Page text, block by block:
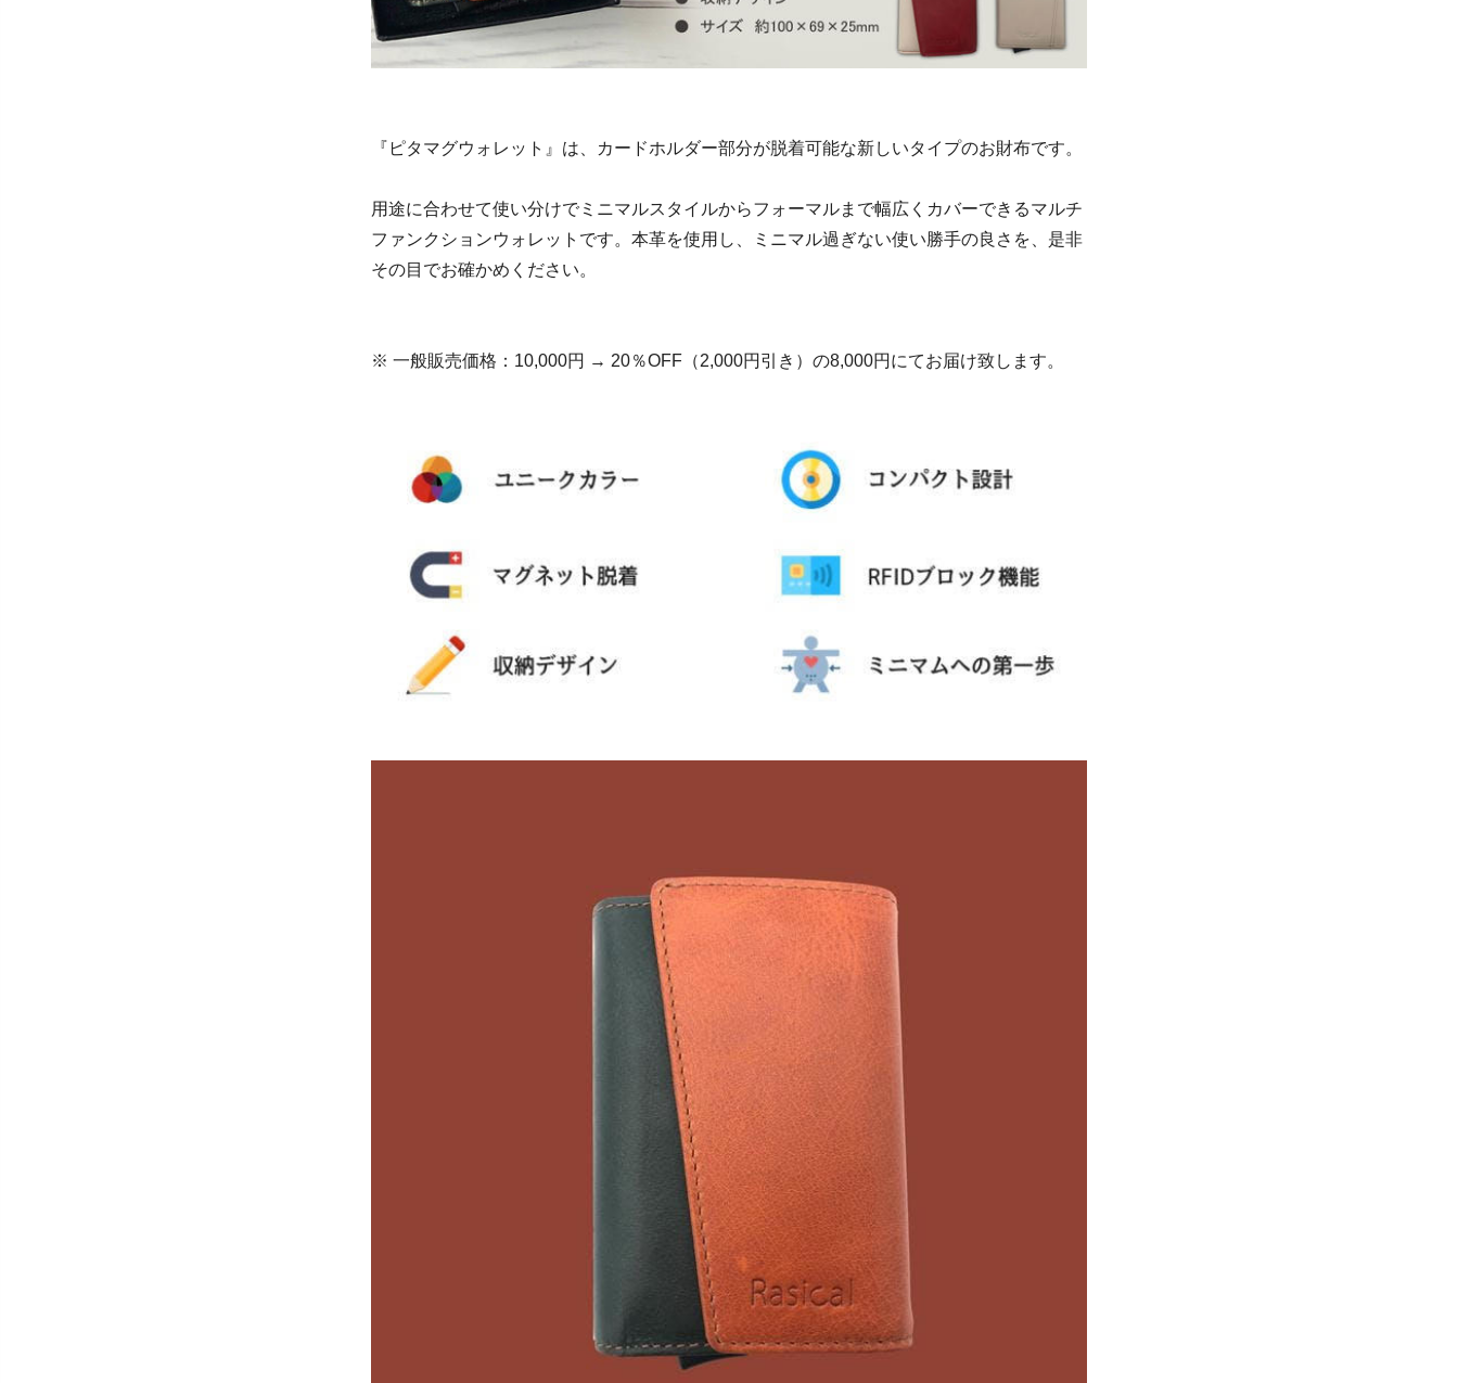
『ピタマグウォレット』は、カードホルダー部分が脱着可能な新しいタイプのお財布です。
用途に合わせて使い分けでミニマルスタイルからフォーマルまで幅広くカバーできるマルチ
ファンクションウォレットです。本革を使用し、ミニマル過ぎない使い勝手の良さを、是非
その目でお確かめください。
※ 一般販売価格：10,000円 → 20％OFF（2,000円引き）の8,000円にてお届け致します。